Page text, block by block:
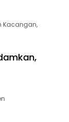
Kacangan,